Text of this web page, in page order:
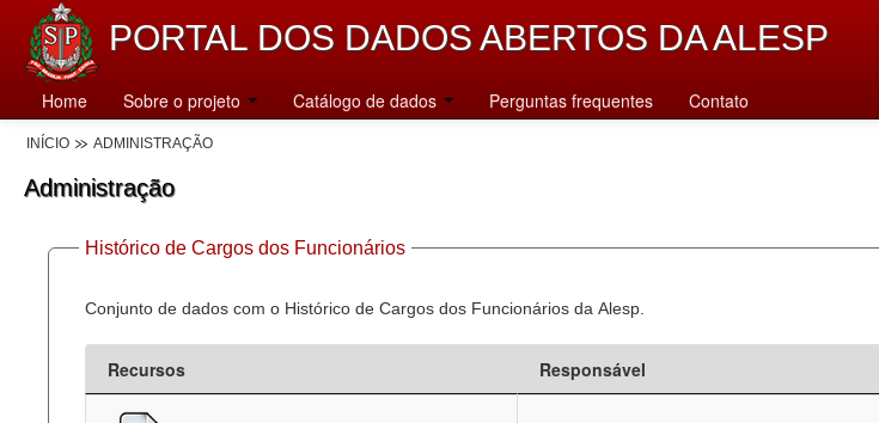
PORTAL DOS DADOS ABERTOS DA ALESP
Home Sobre o projeto Catálogo de dados Perguntas frequentes Contato
INÍCIO ADMINISTRAÇÃO
Administração
Histórico de Cargos dos Funcionários
Conjunto de dados com o Histórico de Cargos dos Funcionários da Alesp.
Recursos Responsável